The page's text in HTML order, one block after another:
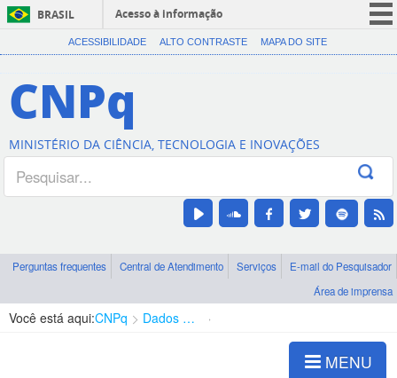
BRASIL
Acesso à informação
CORONAVÍRUS (COVID-19)
Canais
ACESSIBILIDADE ALTO CONTRASTE MAPA DO SITE
CNPq
MINISTÉRIO DA CIÊNCIA, TECNOLOGIA E INOVAÇÕES
Perguntas frequentes Central de Atendimento Serviços
E-mail do Pesquisador
Área de imprensa
Você está aqui:CNPq Dados abertos
MENU